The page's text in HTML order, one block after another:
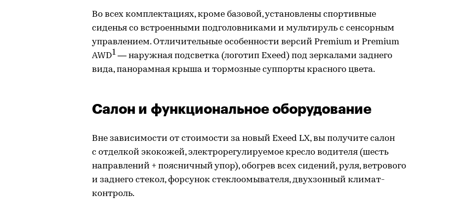
Во всех комплектациях, кроме базовой, установлены спортивные
сиденья со встроенными подголовниками и мультируль с сенсорным
управлением. Отличительные особенности версий Premium и Premium
AWD1 — наружная подсветка (логотип Exeed) под зеркалами заднего
вида, панорамная крыша и тормозные суппорты красного цвета.
Салон и функциональное оборудование
Вне зависимости от стоимости за новый Exeed LX, вы получите салон
с отделкой экокожей, электрорегулируемое кресло водителя (шесть
направлений + поясничный упор), обогрев всех сидений, руля, ветрового
и заднего стекол, форсунок стеклоомывателя, двухзонный климат-
контроль.